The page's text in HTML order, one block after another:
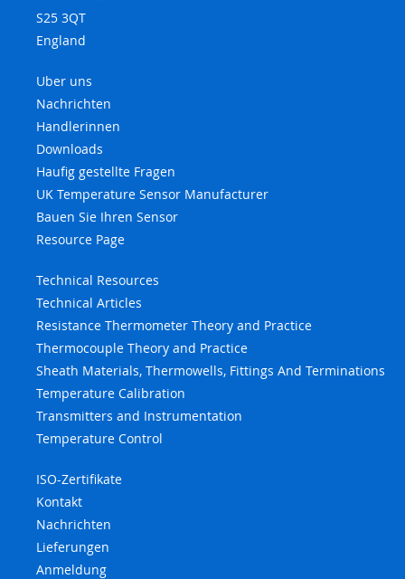
S25 3QT
England
Uber uns
Nachrichten
Handlerinnen
Downloads
Haufig gestellte Fragen
UK Temperature Sensor Manufacturer
Bauen Sie Ihren Sensor
Resource Page
Technical Resources
Technical Articles
Resistance Thermometer Theory and Practice
Thermocouple Theory and Practice
Sheath Materials, Thermowells, Fittings And Terminations
Temperature Calibration
Transmitters and Instrumentation
Temperature Control
ISO-Zertifikate
Kontakt
Nachrichten
Lieferungen
Anmeldung